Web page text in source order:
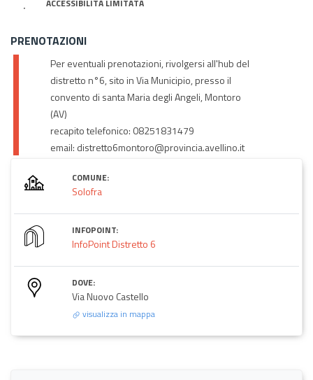
ACCESSIBILITÀ LIMITATA
PRENOTAZIONI
Per eventuali prenotazioni, rivolgersi all'hub del
distretto n°6, sito in Via Municipio, presso il
convento di santa Maria degli Angeli, Montoro
(AV)
recapito telefonico: 08251831479
email: distretto6montoro@provincia.avellino.it
COMUNE:
Solofra
INFOPOINT:
InfoPoint Distretto 6
DOVE:
Via Nuovo Castello
visualizza in mappa